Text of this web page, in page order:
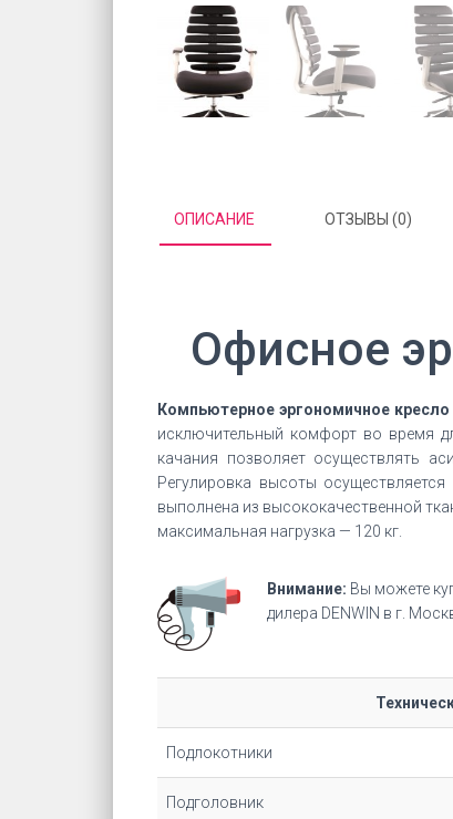
ОПИСАНИЕ ОТЗЫВЫ (0)
Офисное
Компьютерное эргономичное
исключительный комфорт во время
качания позволяет осуществлять
Регулировка высоты
выполнена из высококачественной
максимальная нагрузка — 120 кг.
Внимание: Вы можете
дилера DENWIN в г.
Подлокотники
Подголовник